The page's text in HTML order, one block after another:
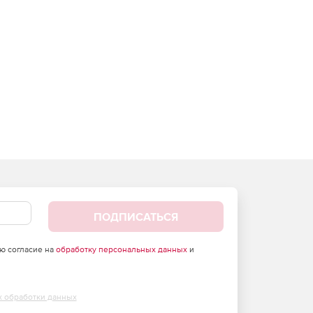
ПОДПИСАТЬСЯ
согласие на обработку персональных данныхи
обработки данных